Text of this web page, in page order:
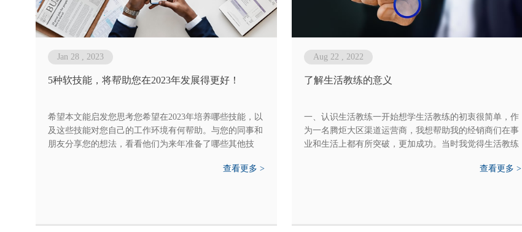
Jan 28 , 2023
5种软技能，将帮助您在2023年发展得更好！
希望本文能启发您思考您希望在2023年培养哪些技能，以
及这些技能对您自己的工作环境有何帮助。与您的同事和
朋友分享您的想法，看看他们为来年准备了哪些其他技
查看更多 >
Aug 22 , 2022
了解生活教练的意义
一、认识生活教练一开始想学生活教练的初衷很简单，作
为一名腾炬大区渠道运营商，我想帮助我的经销商们在事
业和生活上都有所突破，更加成功。当时我觉得生活教练
查看更多 >